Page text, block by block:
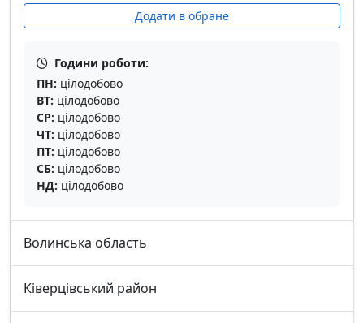
Додати в обране
Години роботи:
ПН: цілодобово
ВТ: цілодобово
СР: цілодобово
ЧТ: цілодобово
ПТ: цілодобово
СБ: цілодобово
НД: цілодобово
Волинська область
Ківерцівський район